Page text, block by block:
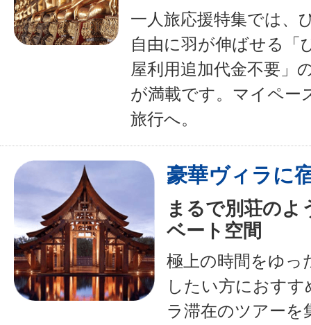
一人旅応援特集では、
自由に羽が伸ばせる「
屋利用追加代金不要」
が満載です。マイペー
旅行へ。
豪華ヴィラに
まるで別荘のよ
ベート空間
極上の時間をゆっ
したい方におすす
ラ滞在のツアーを